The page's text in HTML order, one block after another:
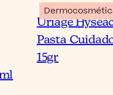
o Nariz
Uriage
Pasta
15gr